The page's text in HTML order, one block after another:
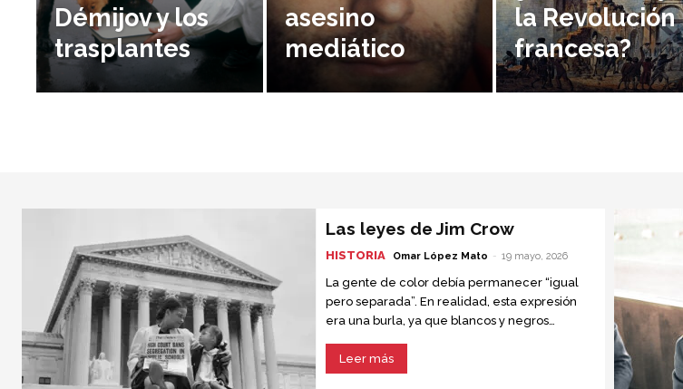
Démijov y los
trasplantes
asesino
mediático
la Revolución
francesa?
Las leyes de Jim Crow
HISTORIA Omar López Mato - 19 mayo, 2026
La gente de color debía permanecer “igual
pero separada”. En realidad, esta expresión
era una burla, ya que blancos y negros
Leer más